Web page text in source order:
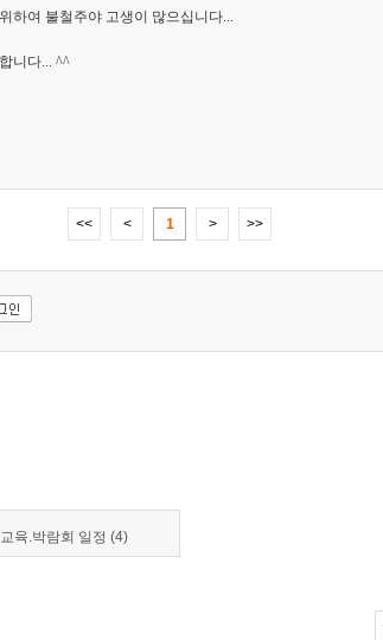
교육.박람회 일정 (4)